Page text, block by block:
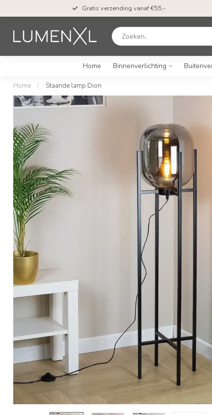
Gratis verzending vanaf €55,-
Home Binnenverlichting
Home / Staande lamp Dion